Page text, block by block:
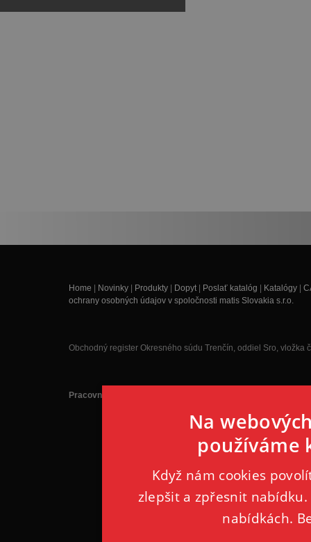
Home Novinky Produkty Dopyt| Poslať katalóg Katalógy
ochrany osobných údajov v spoločnosti matis Slovakia s.r.o.
Obchodný register Okresného súdu Trenčín, oddiel Sro, vložka
Pracovná doba je každý pracovný deň 8:00 - 16:00 hodin.
Na
používáme
Když nám cookies
zlepšit a zpřesnit
nabídkách.